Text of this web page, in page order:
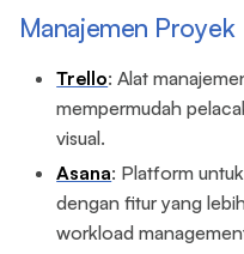
Manajemen Proyek
Trello: Alat
mempermudah
visual.
Asana: Platform
dengan fitur yang
workload